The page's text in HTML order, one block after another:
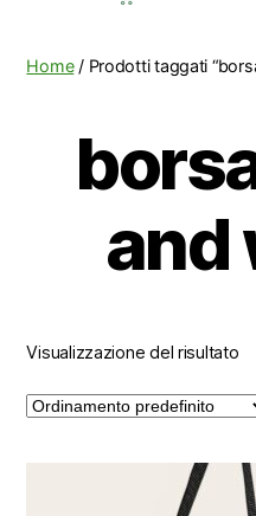
Home/ Prodotti taggati
and
Visualizzazione del risultato